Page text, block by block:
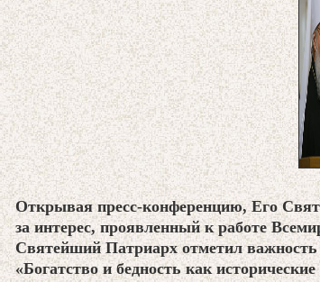
Открывая пресс-конференцию, Его
за интерес, проявленный к работе
Святейший Патриарх отметил
«Богатство и бедность как